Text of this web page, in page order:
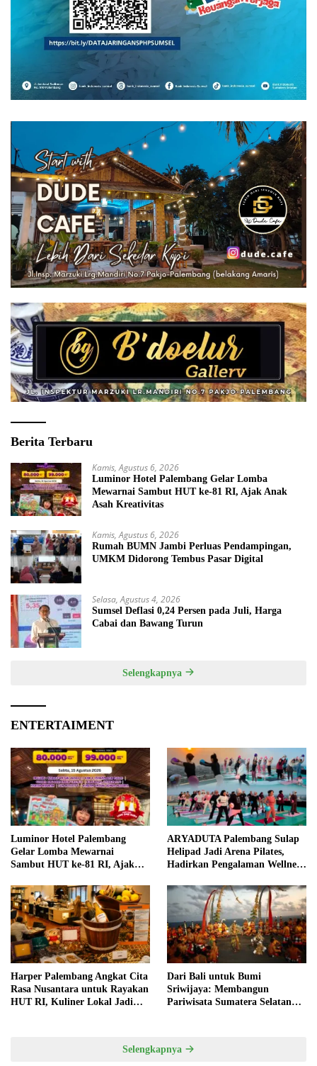
Berita Terbaru
Kamis, Agustus 6, 2026
Luminor Hotel Palembang Gelar Lomba
Mewarnai Sambut HUT ke-81 RI, Ajak Anak
Asah Kreativitas
Kamis, Agustus 6, 2026
Rumah BUMN Jambi Perluas Pendampingan,
UMKM Didorong Tembus Pasar Digital
Selasa, Agustus 4, 2026
Sumsel Deflasi 0,24 Persen pada Juli, Harga
Cabai dan Bawang Turun
Selengkapnya
ENTERTAIMENT
Luminor Hotel Palembang
Gelar Lomba Mewarnai
Sambut HUT ke-81 RI, Ajak
ARYADUTA Palembang Sulap
Helipad Jadi Arena Pilates,
Hadirkan Pengalaman Wellness
Harper Palembang Angkat Cita
Rasa Nusantara untuk Rayakan
HUT RI, Kuliner Lokal Jadi
Dari Bali untuk Bumi
Sriwijaya: Membangun
Pariwisata Sumatera Selatan
Selengkapnya